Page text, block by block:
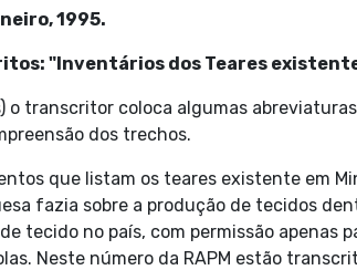
1995.
"Inventários dos Teares
transcritor coloca algumas
dos trechos.
que listam os teares existente em
fazia sobre a produção de tecidos
tecido no país, com permissão apenas
Neste número da RAPM estão